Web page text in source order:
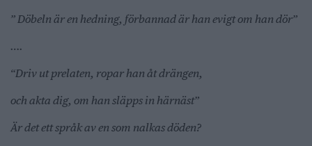
” Döbeln är en hedning, förbannad är han evigt om han dör”
….
“Driv ut prelaten, ropar han åt drängen,
och akta dig, om han släpps in härnäst”
Är det ett språk av en som nalkas döden?